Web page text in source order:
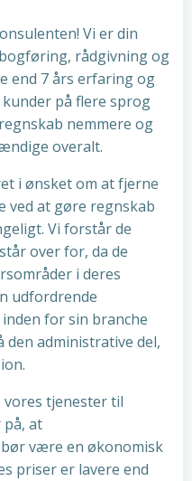
Vi er din
rådgivning og
end 7 års erfaring og
på flere sprog
nemmere og
overalt.
i ønsket om at fjerne
ved at gøre regnskab
Vi forstår de
over for, da de
i deres
udfordrende
for sin branche
den administrative del,
tjenester til
at
være en økonomisk
priser er lavere end